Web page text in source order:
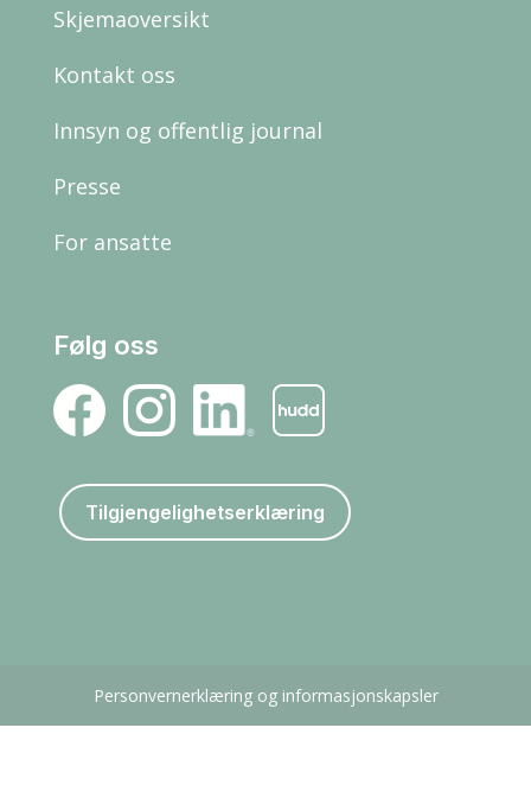
Skjemaoversikt
Kontakt oss
Innsyn og offentlig journal
Presse
For ansatte
Følg oss
Tilgjengelighetserklæring
Personvernerklæring og informasjonskapsler